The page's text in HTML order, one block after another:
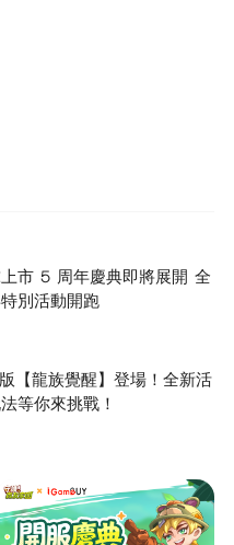
上市 5 周年慶典即將展開 全
別活動開跑
【龍族覺醒】登場！全新活
等你來挑戰！